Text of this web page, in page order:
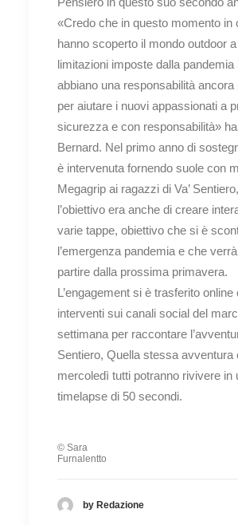
«Credo che in questo momento in
hanno scoperto il mondo outdoor
limitazioni imposte dalla pandemia
abbiano una responsabilità ancora
per aiutare i nuovi appassionati a
sicurezza e con responsabilità»
Bernard. Nel primo anno di
è intervenuta fornendo suole con
Megagrip ai ragazzi di Va’
l’obiettivo era anche di creare
varie tappe, obiettivo che si è
l’emergenza pandemia e che
partire dalla prossima primavera.
L’engagement si è trasferito online
interventi sui canali social del
settimana per raccontare
Sentiero, Quella stessa avventura
mercoledì tutti potranno rivivere in
timelapse di 50 secondi.
© Sara
Furnalentto
by Redazione